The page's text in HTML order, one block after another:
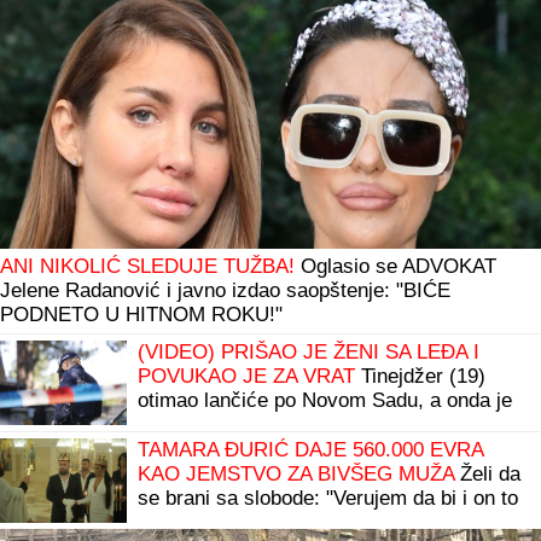
ANI NIKOLIĆ SLEDUJE TUŽBA! Oglasio se ADVOKAT
Jelene Radanović i javno izdao saopštenje: "BIĆE
PODNETO U HITNOM ROKU!"
(VIDEO) PRIŠAO JE ŽENI SA LEĐA I
POVUKAO JE ZA VRAT Tinejdžer (19)
otimao lančiće po Novom Sadu, a onda je
TAMARA ĐURIĆ DAJE 560.000 EVRA
KAO JEMSTVO ZA BIVŠEG MUŽAŽeli da
se brani sa slobode: "Verujem da bi i on to